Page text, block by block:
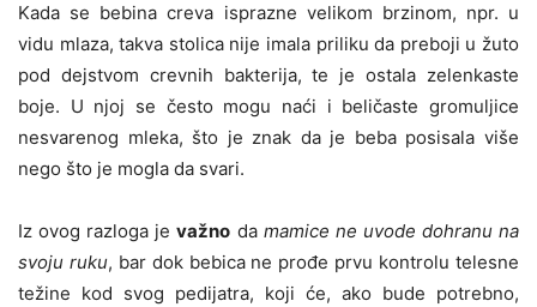
Kada se bebina creva isprazne velikom brzinom, npr. u
vidu mlaza, takva stolica nije imala priliku da preboji u žuto
pod dejstvom crevnih bakterija, te je ostala zelenkaste
boje. U njoj se često mogu naći i beličaste gromuljice
nesvarenog mleka, što je znak da je beba posisala više
nego što je mogla da svari.
Iz ovog razloga jevažno da mamice ne uvode dohranu na
svoju ruku, bar dok bebica ne prođe prvu kontrolu telesne
težine kod svog pedijatra, koji će, ako bude potrebno,